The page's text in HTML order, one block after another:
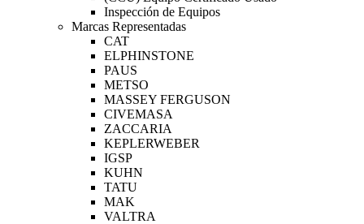
Inspección de Equipos
Marcas Representadas
CAT
ELPHINSTONE
PAUS
METSO
MASSEY FERGUSON
CIVEMASA
ZACCARIA
KEPLERWEBER
IGSP
KUHN
TATU
MAK
VALTRA